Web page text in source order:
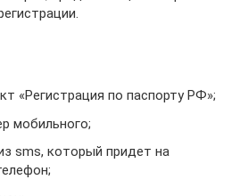
«Регистрация по паспорту РФ»;
мобильного;
sms, который придет на